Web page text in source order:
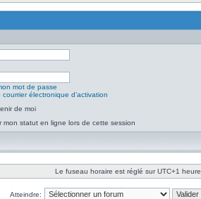
mot de passe
courrier électronique d’activation
de moi
mon statut en ligne lors de cette session
Le fuseau horaire est réglé sur UTC+1 heure
Atteindre: